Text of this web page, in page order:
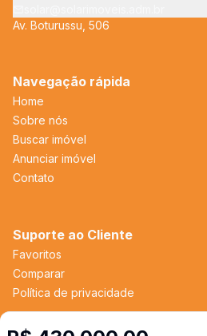
Av. Boturussu, 506
Navegação rápida
Home
Sobre nós
Buscar imóvel
Anunciar imóvel
Contato
Suporte ao Cliente
Favoritos
Comparar
Política de privacidade